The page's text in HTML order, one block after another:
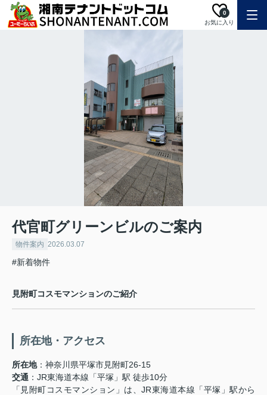
お気に入り
0
代官町グリーンビルのご案内
物件案内 2026.03.07
#新着物件
見附町コスモマンションのご紹介
所在地・アクセス
所在地：神奈川県平塚市見附町26-15
交通 ：JR東海道本線「平塚」駅 徒歩10分
「見附町コスモマンション」は、JR東海道本線「平塚」駅から